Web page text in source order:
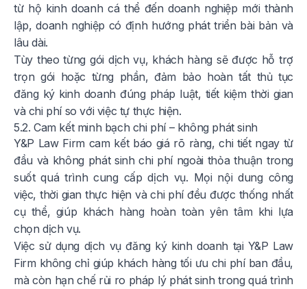
từ hộ kinh doanh cá thể đến doanh nghiệp mới thành
lập, doanh nghiệp có định hướng phát triển bài bản và
lâu dài.
Tùy theo từng gói dịch vụ, khách hàng sẽ được hỗ trợ
trọn gói hoặc từng phần, đảm bảo hoàn tất thủ tục
đăng ký kinh doanh đúng pháp luật, tiết kiệm thời gian
và chi phí so với việc tự thực hiện.
5.2. Cam kết minh bạch chi phí – không phát sinh
Y&P Law Firm cam kết báo giá rõ ràng, chi tiết ngay từ
đầu và không phát sinh chi phí ngoài thỏa thuận trong
suốt quá trình cung cấp dịch vụ. Mọi nội dung công
việc, thời gian thực hiện và chi phí đều được thống nhất
cụ thể, giúp khách hàng hoàn toàn yên tâm khi lựa
chọn dịch vụ.
Việc sử dụng dịch vụ đăng ký kinh doanh tại Y&P Law
Firm không chỉ giúp khách hàng tối ưu chi phí ban đầu,
mà còn hạn chế rủi ro pháp lý phát sinh trong quá trình